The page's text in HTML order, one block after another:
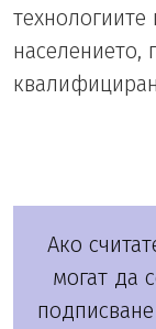
технологиите
населението,
Ако
могат да